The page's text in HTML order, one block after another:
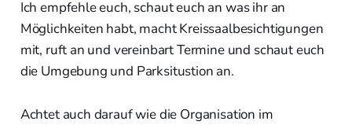
Ich empfehle euch, schaut euch an was ihr an
Möglichkeiten habt, macht Kreissaalbesichtigungen
mit, ruft an und vereinbart Termine und schaut euch
die Umgebung und Parksitustion an.
Achtet auch darauf wie die Organisation im